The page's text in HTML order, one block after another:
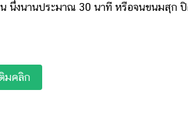
นึ่งนานประมาณ 30 นาที หรือจนขนมสุก
มคลิก